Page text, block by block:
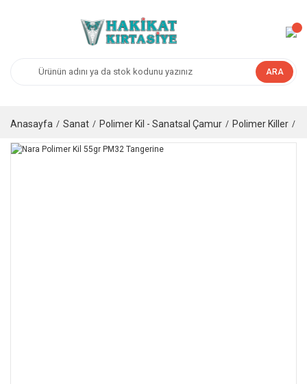
ARA
Anasayfa Sanat Polimer Kil - Sanatsal Çamur Polimer Killer